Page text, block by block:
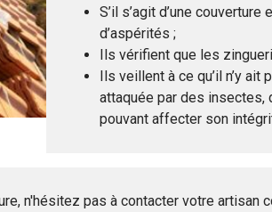
S’il s’agit d’une
d’aspérités ;
Ils vérifient que les
Ils veillent à ce qu’il n’y ait
attaquée par des insectes,
pouvant affecter son
n'hésitez pas à contacter votre artisan